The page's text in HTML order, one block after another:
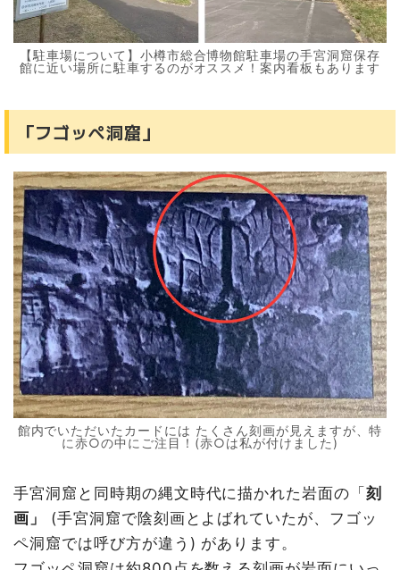
【駐車場について】小樽市総合博物館駐車場の手宮洞窟保存
館に近い場所に駐車するのがオススメ！案内看板もあります
「フゴッペ洞窟」
館内でいただいたカードには たくさん刻画が見えますが、特
に赤○の中にご注目！(赤○は私が付けました)
手宮洞窟と同時期の縄文時代に描かれた岩面の「刻
画」
(手宮洞窟で陰刻画とよばれていたが、フゴッ
ペ洞窟では呼び方が違う) があります。